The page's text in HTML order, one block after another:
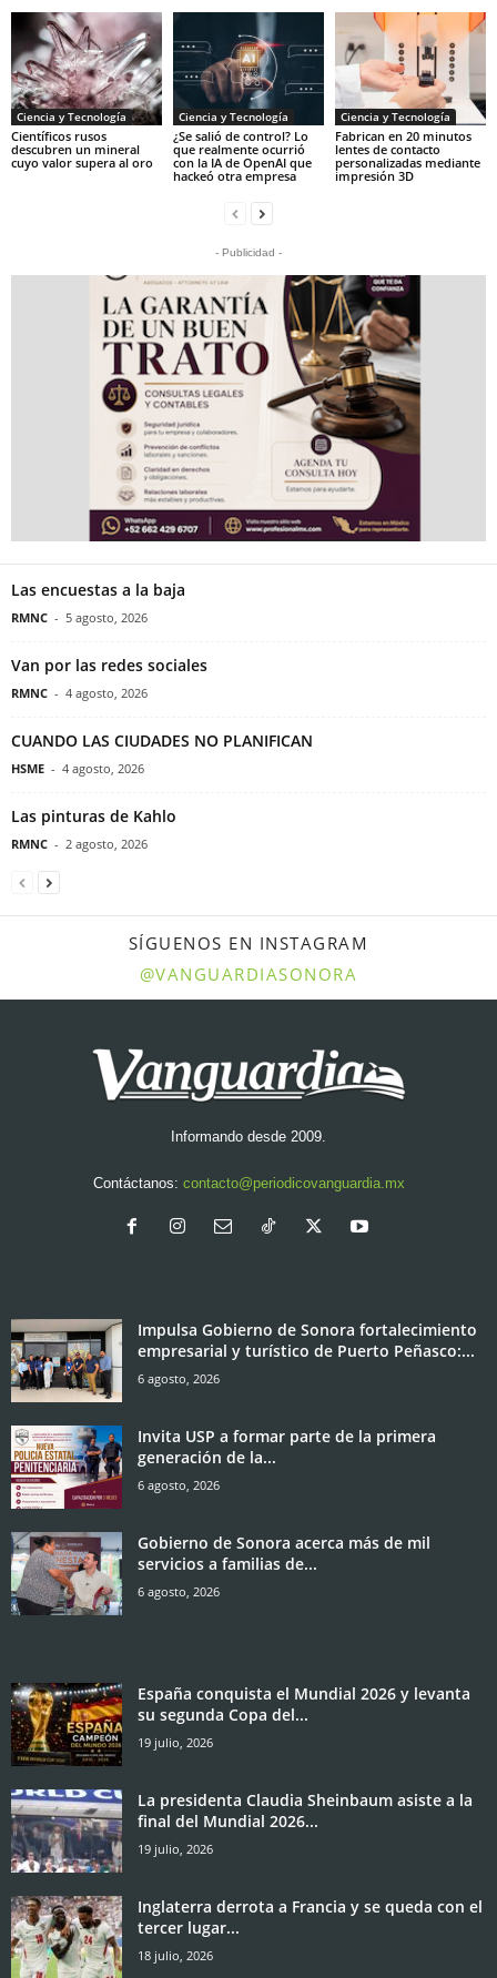
Ciencia y Tecnología
Científicos rusos
descubren un mineral
cuyo valor supera al oro
Ciencia y Tecnología
¿Se salió de control? Lo
que realmente ocurrió
con la IA de OpenAI que
hackeó otra empresa
Ciencia y Tecnología
Fabrican en 20 minutos
lentes de contacto
personalizadas mediante
impresión 3D
- Publicidad -
Las encuestas a la baja
RMNC - 5 agosto, 2026
Van por las redes sociales
RMNC - 4 agosto, 2026
CUANDO LAS CIUDADES NO PLANIFICAN
HSME - 4 agosto, 2026
Las pinturas de Kahlo
RMNC - 2 agosto, 2026
SÍGUENOS EN INSTAGRAM
@VANGUARDIASONORA
Informando desde 2009.
Contáctanos: contacto@periodicovanguardia.mx
Impulsa Gobierno de Sonora fortalecimiento
empresarial y turístico de Puerto Peñasco:...
6 agosto, 2026
Invita USP a formar parte de la primera
generación de la...
6 agosto, 2026
Gobierno de Sonora acerca más de mil
servicios a familias de...
6 agosto, 2026
España conquista el Mundial 2026 y levanta
su segunda Copa del...
19 julio, 2026
La presidenta Claudia Sheinbaum asiste a la
final del Mundial 2026...
19 julio, 2026
Inglaterra derrota a Francia y se queda con el
tercer lugar...
18 julio, 2026